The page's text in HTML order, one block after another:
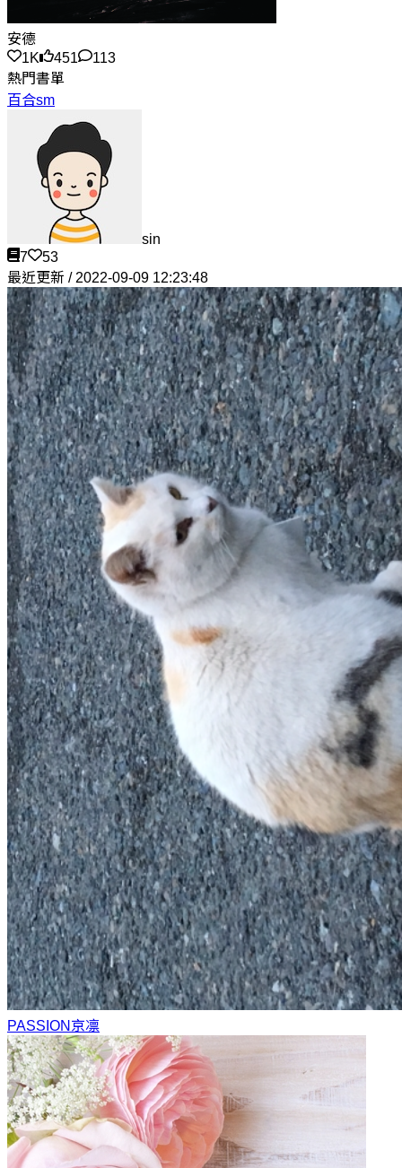
安德
1K
451
113
熱門書單
百合sm
sin
7
53
最近更新 / 2022-09-09 12:23:48
PASSION 京凛